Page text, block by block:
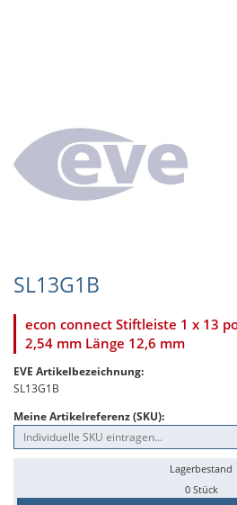
SL13G1B
econ connect Stiftleiste 1 x 13
2,54 mm Länge 12,6 mm
EVE Artikelbezeichnung:
SL13G1B
Meine Artikelreferenz (SKU):
Lagerbestand
0 Stück